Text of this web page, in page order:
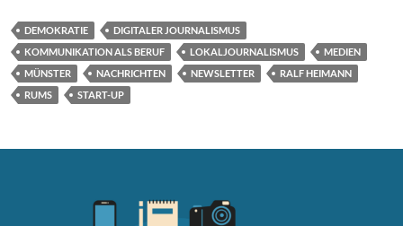
DEMOKRATIE
DIGITALER JOURNALISMUS
KOMMUNIKATION ALS BERUF
LOKALJOURNALISMUS
MEDIEN
MÜNSTER
NACHRICHTEN NEWSLETTER
RALF HEIMANN
RUMS
START-UP